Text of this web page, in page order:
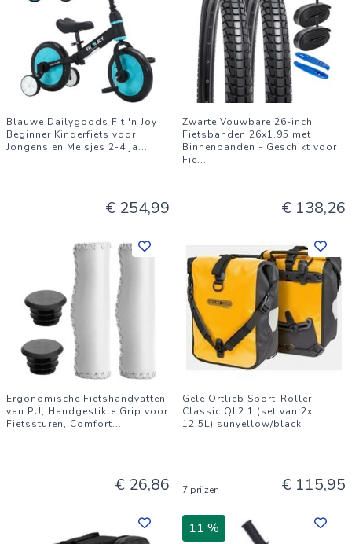
Blauwe Dailygoods Fit 'n Joy
Beginner Kinderfiets voor
Jongens en Meisjes 2-4 ja...
€ 254,99
Zwarte Vouwbare 26-inch
Fietsbanden 26x1.95 met
Binnenbanden - Geschikt voor
Fie...
€ 138,26
Ergonomische Fietshandvatten
van PU, Handgestikte Grip voor
Fietssturen, Comfort...
€ 26,86
Gele Ortlieb Sport-Roller
Classic QL2.1 (set van 2x
12.5L) sunyellow/black
7 prijzen € 115,95
11 %